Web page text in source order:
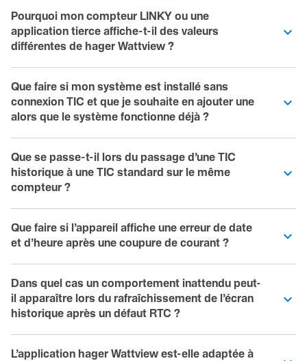
Pourquoi mon compteur LINKY ou une
application tierce affiche-t-il des valeurs
différentes de hager Wattview ?
Que faire si mon système est installé sans
connexion TIC et que je souhaite en ajouter une
alors que le système fonctionne déjà ?
Que se passe-t-il lors du passage d’une TIC
historique à une TIC standard sur le même
compteur ?
Que faire si l’appareil affiche une erreur de date
et d’heure après une coupure de courant ?
Dans quel cas un comportement inattendu peut-
il apparaître lors du rafraîchissement de l’écran
historique après un défaut RTC ?
L’application hager Wattview est-elle adaptée à